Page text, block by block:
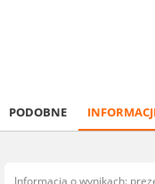
PODOBNE
Informacja o wynikach: